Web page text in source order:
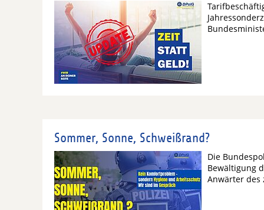
Sommer, Sonne, Schweißrand?
Die
Bewältigung
Anwärter des